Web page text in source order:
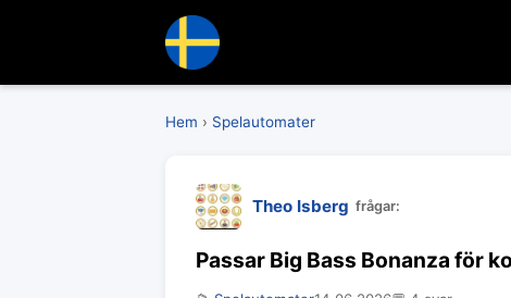
Hem › Spelautomater
Theo Isberg frågar:
Passar Big Bass Bonanza för